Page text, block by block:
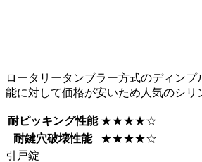
ロータリータンブラー方式のディンプ
能に対して価格が安いため人気のシリ
耐ピッキング性能 ★★★★☆
耐鍵穴破壊性能
★★★★☆
引戸錠